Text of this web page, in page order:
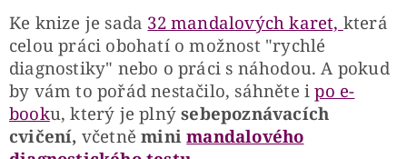
Ke knize je sada 32 mandalových karet, která
celou práci obohatí o možnost "rychlé
diagnostiky" nebo o práci s náhodou. A pokud
by vám to pořád nestačilo, sáhněte ipo e-
booku, který je plnýsebepoznávacích
cvičení, včetněminimandalového